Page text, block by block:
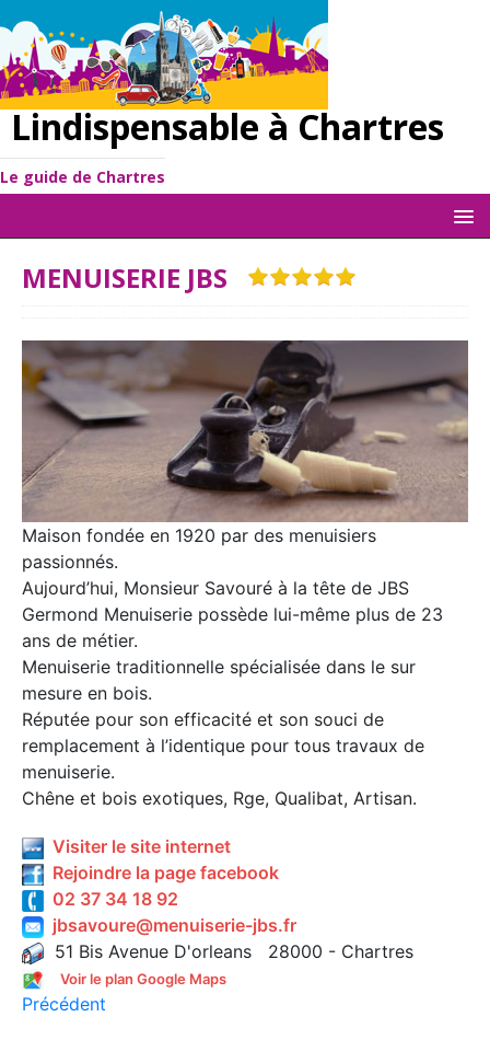
Lindispensable à Chartres
Le guide de Chartres
MENUISERIE JBS
Maison fondée en 1920 par des menuisiers
passionnés.
Aujourd’hui, Monsieur Savouré à la tête de JBS
Germond Menuiserie possède lui-même plus de 23
ans de métier.
Menuiserie traditionnelle spécialisée dans le sur
mesure en bois.
Réputée pour son efficacité et son souci de
remplacement à l’identique pour tous travaux de
menuiserie.
Chêne et bois exotiques, Rge, Qualibat, Artisan.
Visiter le site internet
Rejoindre la page facebook
02 37 34 18 92
jbsavoure@menuiserie-jbs.fr
51 Bis Avenue D'orleans 28000 - Chartres
Voir le plan Google Maps
Précédent